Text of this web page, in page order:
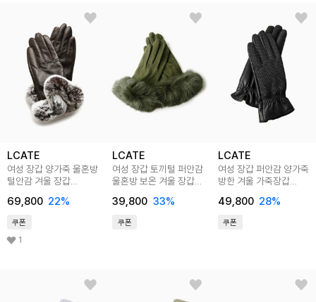
LCATE
여성 장갑 양가죽 울혼방
털안감 겨울 장갑
69,800 22%
쿠폰
1
LCATE
여성 장갑 토끼털 퍼안감
울혼방 보온 겨울 장갑
39,800 33%
쿠폰
LCATE
여성 장갑 퍼안감 양가죽
방한 겨울 가죽장갑
49,800 28%
쿠폰